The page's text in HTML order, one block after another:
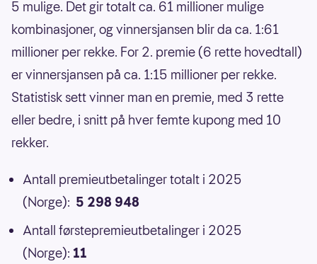
5 mulige. Det gir totalt ca. 61 millioner mulige
kombinasjoner, og vinnersjansen blir da ca. 1:61
millioner per rekke. For 2. premie (6 rette hovedtall)
er vinnersjansen på ca. 1:15 millioner per rekke.
Statistisk sett vinner man en premie, med 3 rette
eller bedre, i snitt på hver femte kupong med 10
rekker.
Antall premieutbetalinger totalt i 2025
(Norge): 5 298 948
Antall førstepremieutbetalinger i 2025
(Norge): 11